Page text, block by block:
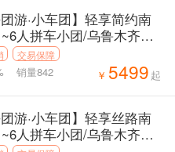
团游·小车团】轻享简约南
人拼车小团/乌鲁木齐起
时接送站/7座商务车/4
品质纯玩无购物）线路编
交易保障
销量842 ￥ 5499 起
团游·小车团】轻享丝路南
人拼车小团/乌鲁木齐起